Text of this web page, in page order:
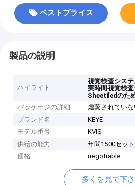
ベストプライス
製品の説明
ハイライト
視覚検査シス
実時間視覚検
Sheetfedのた
パッケージの詳細
燻蒸されてい
ブランド名
KEYE
モデル番号
KVIS
供給の能力
年間1500セット
価格
negotiable
多くを見て下